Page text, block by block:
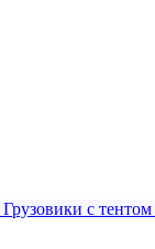
Грузовики с тентом